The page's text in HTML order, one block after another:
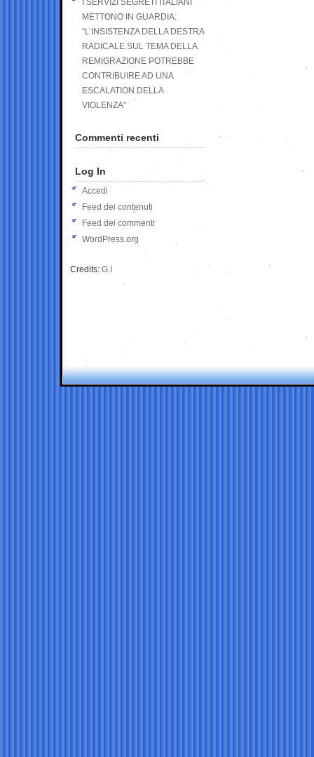
I SERVIZI SEGRETI ITALIANI
METTONO IN GUARDIA:
“L’INSISTENZA DELLA DESTRA
RADICALE SUL TEMA DELLA
REMIGRAZIONE POTREBBE
CONTRIBUIRE AD UNA
ESCALATION DELLA
VIOLENZA”
Commenti recenti
Log In
Accedi
Feed dei contenuti
Feed dei commenti
WordPress.org
Credits: G.I